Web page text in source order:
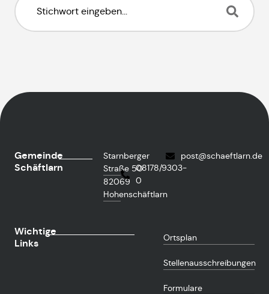
Gemeinde
Schäftlarn
Starnberger
Straße 50
82069
Hohenschäftlarn
08178/9303-
0
post@schaeftlarn.de
Wichtige
Links
Ortsplan
Stellenausschreibungen
Formulare